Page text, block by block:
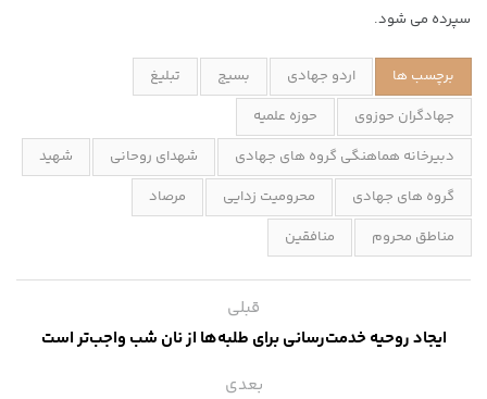
سپرده می شود.
برچسب ها اردو جهادی بسیج
تبلیغ
جهادگران حوزوی
حوزه علمیه
دبیرخانه هماهنگی گروه های جهادی
شهدای روحانی
شهید
گروه های جهادی
محرومیت زدایی
مرصاد
مناطق محروم
منافقین
قبلی
ایجاد روحیه خدمت‌رسانی برای طلبه‌ها از نان شب واجب‌تر است
بعدی